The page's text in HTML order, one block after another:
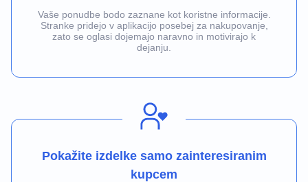
Vaše ponudbe bodo zaznane kot koristne informacije.
Stranke pridejo v aplikacijo posebej za nakupovanje,
zato se oglasi dojemajo naravno in motivirajo k
dejanju.
Pokažite izdelke samo zainteresiranim
kupcem